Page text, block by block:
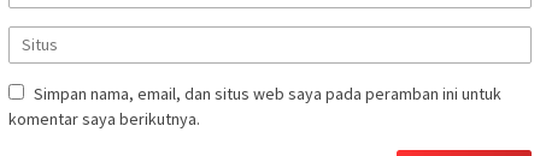
Simpan nama, email, dan situs web saya pada peramban ini untuk
komentar saya berikutnya.